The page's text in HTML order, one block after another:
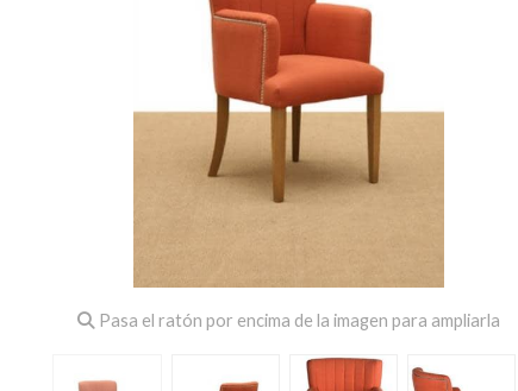
Pasa el ratón por encima de la imagen para ampliarla